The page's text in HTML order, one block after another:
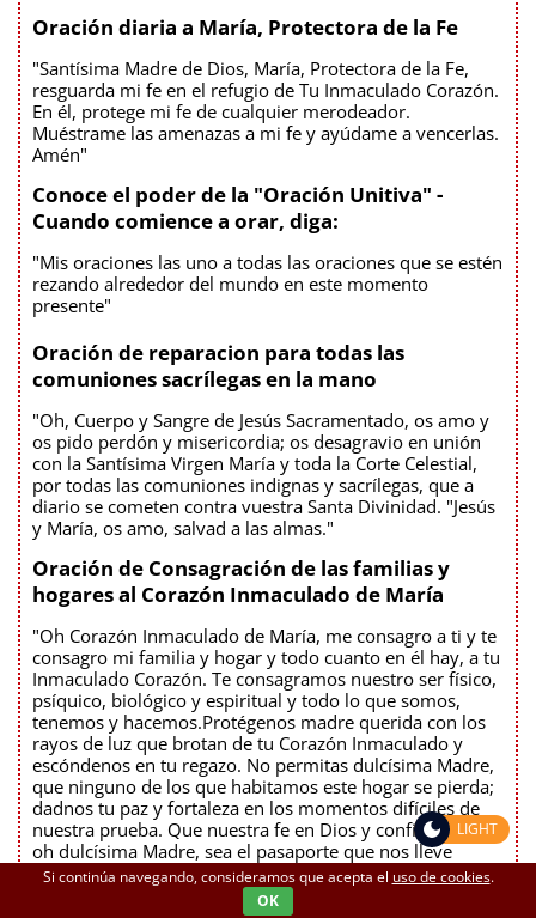
Oración diaria a María, Protectora de la Fe
"Santísima Madre de Dios, María, Protectora de la Fe,
resguarda mi fe en el refugio de Tu Inmaculado Corazón.
En él, protege mi fe de cualquier merodeador.
Muéstrame las amenazas a mi fe y ayúdame a vencerlas.
Amén"
Conoce el poder de la "Oración Unitiva" -
Cuando comience a orar, diga:
"Mis oraciones las uno a todas las oraciones que se estén
rezando alrededor del mundo en este momento
presente"
Oración de reparacion para todas las
comuniones sacrílegas en la mano
"Oh, Cuerpo y Sangre de Jesús Sacramentado, os amo y
os pido perdón y misericordia; os desagravio en unión
con la Santísima Virgen María y toda la Corte Celestial,
por todas las comuniones indignas y sacrílegas, que a
diario se cometen contra vuestra Santa Divinidad. "Jesús
y María, os amo, salvad a las almas."
Oración de Consagración de las familias y
hogares al Corazón Inmaculado de María
"Oh Corazón Inmaculado de María, me consagro a ti y te
consagro mi familia y hogar y todo cuanto en él hay, a tu
Inmaculado Corazón. Te consagramos nuestro ser físico,
psíquico, biológico y espiritual y todo lo que somos,
tenemos y hacemos.Protégenos madre querida con los
rayos de luz que brotan de tu Corazón Inmaculado y
escóndenos en tu regazo. No permitas dulcísima Madre,
que ninguno de los que habitamos este hogar se pierda;
dadnos tu paz y fortaleza en los momentos difíciles de
nuestra prueba. Que nuestra fe en Dios y confianza en ti,
oh dulcísima Madre, sea el pasaporte que nos lleve
seguros a las puertas de la nueva Creación. Amén. Ave
María Purísima, sin pecado concebida María Santísima (3
Si continúa navegando, consideramos que acepta el uso de cookies.
OK
LIGHT